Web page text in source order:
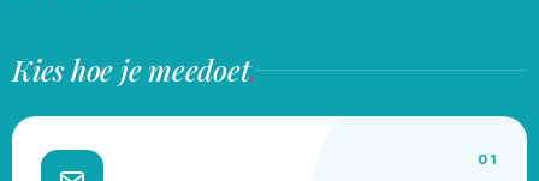
Kies hoe je meedoet.
01